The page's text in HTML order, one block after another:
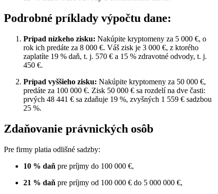
Podrobné príklady výpočtu dane:
Prípad nízkeho zisku: Nakúpite kryptomeny za 5 000 €, o
rok ich predáte za 8 000 €. Váš zisk je 3 000 €, z ktorého
zaplatíte 19 % daň, t. j. 570 € a 15 % zdravotné odvody, t. j.
450 €.
Prípad vyššieho zisku: Nakúpite kryptomeny za 50 000 €,
predáte za 100 000 €. Zisk 50 000 € sa rozdelí na dve časti:
prvých 48 441 € sa zdaňuje 19 %, zvyšných 1 559 € sadzbou
25 %.
Zdaňovanie právnických osôb
Pre firmy platia odlišné sadzby:
10 % daň pre príjmy do 100 000 €,
21 % daň pre príjmy od 100 000 € do 5 000 000 €,